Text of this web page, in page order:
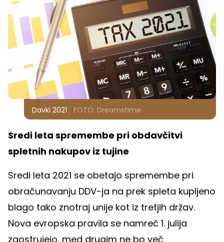
Davki 2021 FOTO: Dreamstime
Sredi leta spremembe pri obdavčitvi
spletnih nakupov iz tujine
Sredi leta 2021 se obetajo spremembe pri
obračunavanju DDV-ja na prek spleta kupljeno
blago tako znotraj unije kot iz tretjih držav.
Nova evropska pravila se namreč 1. julija
zaostrujejo, med drugim ne bo več